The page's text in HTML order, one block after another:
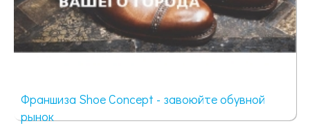
Франшиза Shoe Concept - завоюйте обувной
рынок